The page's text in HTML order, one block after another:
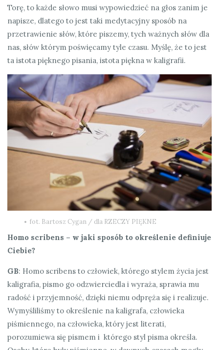
Torę, to każde słowo musi wypowiedzieć na głos zanim je
napisze, dlatego to jest taki medytacyjny sposób na
przetrawienie słów, które piszemy, tych ważnych słów dla
nas, słów którym poświęcamy tyle czasu. Myślę, że to jest
ta istota pięknego pisania, istota piękna w kaligrafii.
fot. Bartosz Cygan / dla RZECZY PIĘKNE
Homo scribens – w jaki sposób to określenie definiuje
Ciebie?
GB: Homo scribens to człowiek, którego stylem życia jest
kaligrafia, pismo go odzwierciedla i wyraża, sprawia mu
radość i przyjemność, dzięki niemu odpręża się i realizuje.
Wymyśliliśmy to określenie na kaligrafa, człowieka
piśmiennego, na człowieka, który jest literati,
porozumiewa się pismem i którego styl pisma określa.